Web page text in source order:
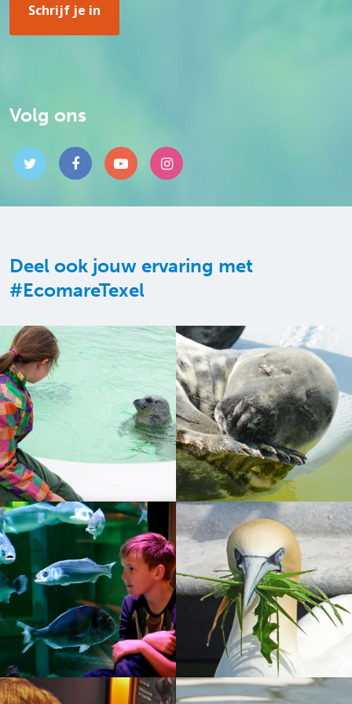
Volg ons
Deel ook jouw ervaring met
#EcomareTexel